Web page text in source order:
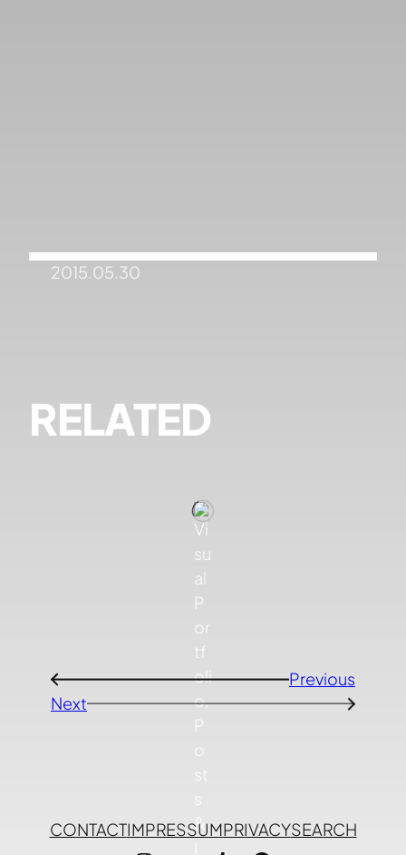
2015.05.30
RELATED
←
Previous
Next
→
CONTACTIMPRESSUMPRIVACYSEARCH